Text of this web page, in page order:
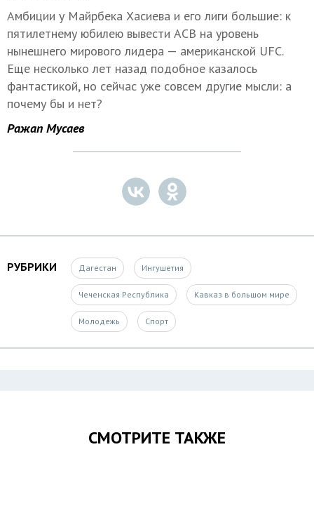
Амбиции у Майрбека Хасиева и его лиги большие: к
пятилетнему юбилею вывести ACB на уровень
нынешнего мирового лидера — американской UFC.
Еще несколько лет назад подобное казалось
фантастикой, но сейчас уже совсем другие мысли: а
почему бы и нет?
Ражап Мусаев
РУБРИКИ Дагестан Ингушетия
Чеченская Республика Кавказ в большом мире
Молодежь Спорт
СМОТРИТЕ ТАКЖЕ